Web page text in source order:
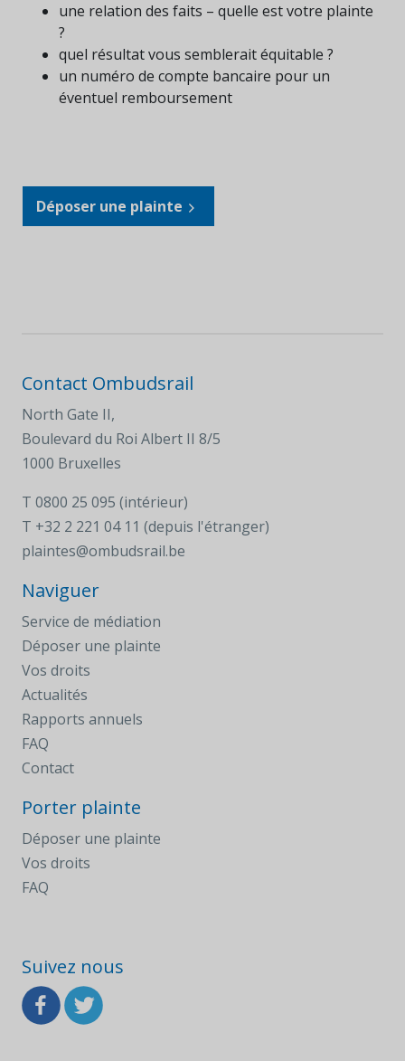
une relation des faits – quelle est votre plainte
?
quel résultat vous semblerait équitable ?
un numéro de compte bancaire pour un
éventuel remboursement
Déposer une plainte
Contact Ombudsrail
North Gate II,
Boulevard du Roi Albert II 8/5
1000 Bruxelles
T 0800 25 095 (intérieur)
T +32 2 221 04 11 (depuis l'étranger)
plaintes@ombudsrail.be
Naviguer
Service de médiation
Déposer une plainte
Vos droits
Actualités
Rapports annuels
FAQ
Contact
Porter plainte
Déposer une plainte
Vos droits
FAQ
Suivez nous